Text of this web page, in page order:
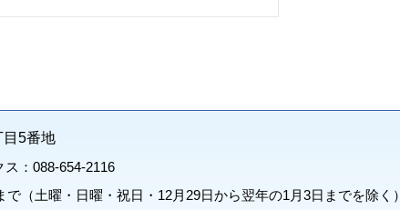
5番地
：088-654-2116
（土曜・日曜・祝日・12月29日から翌年の1月3日までを除く）